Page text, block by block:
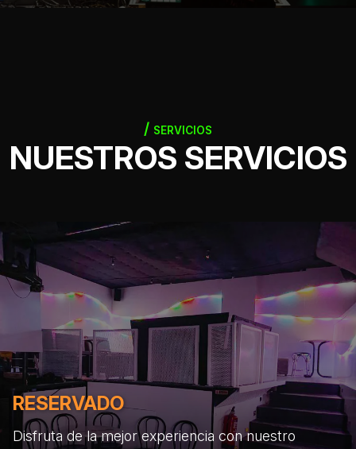
SERVICIOS
NUESTROS SERVICIOS
RESERVADO
Disfruta de la mejor experiencia con nuestro